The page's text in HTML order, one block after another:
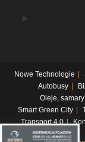
Nowe Technologie
Autobusy
Oleje,
Smart Green City
Transport 4.0